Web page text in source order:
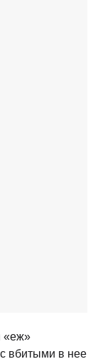
«еж»
вбитыми в нее